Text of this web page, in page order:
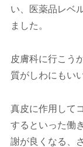
い、医薬品レベ
ました。
皮膚科に行こう
質がしわにもい
真皮に作用して
するといった働
謝が良くなる、